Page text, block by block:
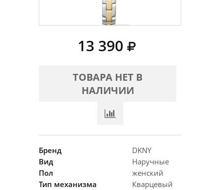
13 390
ТОВАРА НЕТ В
НАЛИЧИИ
Бренд
DKNY
Вид
Наручные
Пол
женский
Тип механизма
Кварцевый